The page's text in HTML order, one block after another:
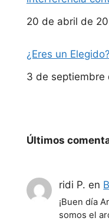
Fecha
20 de abril de
¿Eres un Elegido?
Fecha
3 de septiembre
Últimos
ridi P. en
¡Buen día
somos el